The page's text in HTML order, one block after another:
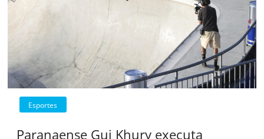
Esportes
Paranaense Gui Khury executa